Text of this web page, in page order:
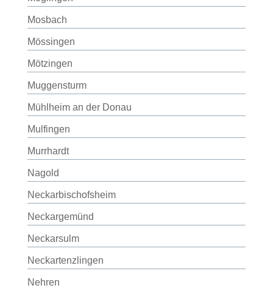
Mosbach
Mössingen
Mötzingen
Muggensturm
Mühlheim an der Donau
Mulfingen
Murrhardt
Nagold
Neckarbischofsheim
Neckargemünd
Neckarsulm
Neckartenzlingen
Nehren